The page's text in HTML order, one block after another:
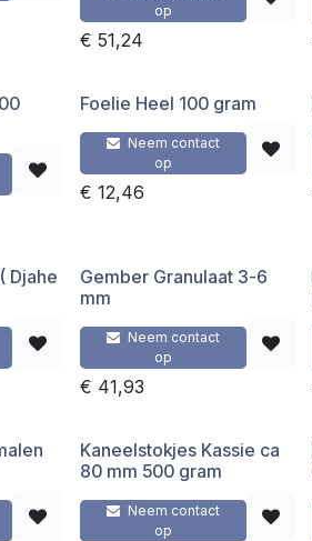
op
€51,24
Foelie Heel 100 gram
Neem contact
op
€12,46
Djahe
Gember Granulaat 3-6
mm
Neem contact
op
€ 41,93
Kaneelstokjes Kassie ca
80 mm 500 gram
Neem contact
op